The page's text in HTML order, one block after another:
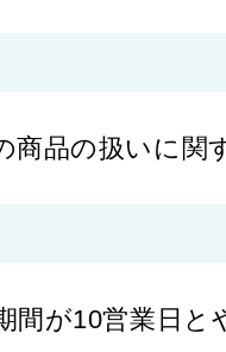
商品の扱いに関
間が10営業日と